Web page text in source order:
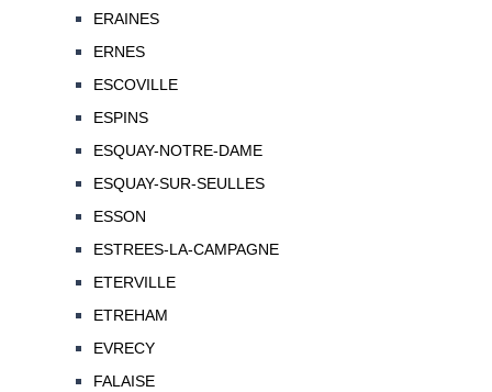
ERAINES
ERNES
ESCOVILLE
ESPINS
ESQUAY-NOTRE-DAME
ESQUAY-SUR-SEULLES
ESSON
ESTREES-LA-CAMPAGNE
ETERVILLE
ETREHAM
EVRECY
FALAISE